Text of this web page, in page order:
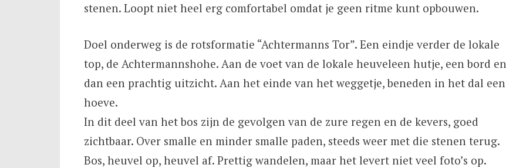
stenen. Loopt niet heel erg comfortabel omdat je geen ritme kunt opbouwen.
Doel onderweg is de rotsformatie “Achtermanns Tor”. Een eindje verder de lokale
top, de Achtermannshohe. Aan de voet van de lokale heuveleen hutje, een bord en
dan een prachtig uitzicht. Aan het einde van het weggetje, beneden in het dal een
hoeve.
In dit deel van het bos zijn de gevolgen van de zure regen en de kevers, goed
zichtbaar. Over smalle en minder smalle paden, steeds weer met die stenen terug.
Bos, heuvel op, heuvel af. Prettig wandelen, maar het levert niet veel foto’s op.